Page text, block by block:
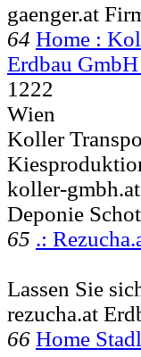
gaenger.at
64 Home :
Erdbau GmbH
1222
Wien
Koller
koller-
Deponie
65 .:
Lassen Sie
rezucha.at
66 Home